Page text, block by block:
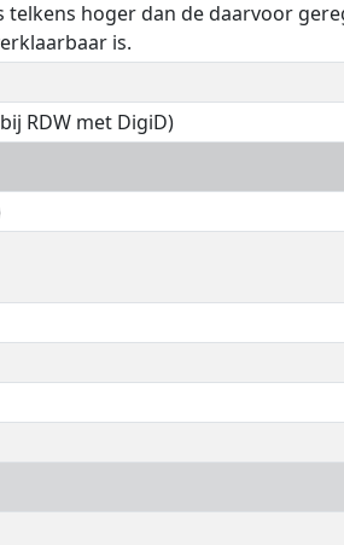
hoger dan de daarvoor
is.
RDW met DigiD)